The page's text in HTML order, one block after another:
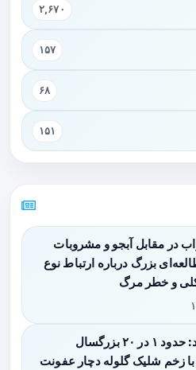
۲,۶۷۰
۱۵۷
۶۸
۱۵۱
در مقابل آبجو و مشروبات
بزرگ درباره ارتباط نوع
و خطر مرگ
مطالعه جدید: حدود ۱ در ۲۰ بزرگسال
زخم شلیک گلوله دچار عفونت